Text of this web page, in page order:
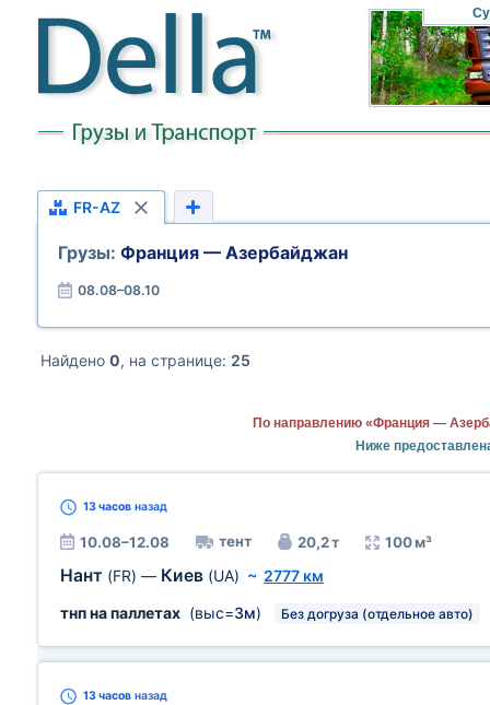
FR-AZ
Грузы: Франция — Азербайджан
08.08–08.10
Найдено 0, на странице: 25
По направлению «Франция —
Ниже
13 часов назад
10.08–12.08 тент 20,2 т 100 м³
Нант (FR) — Киев (UA) ~ 2777 км
тнп на паллетах (выс=3м) Без догруза (отдельное авто)
13 часов назад